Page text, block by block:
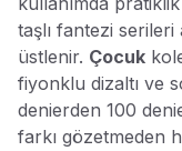
taşlı fantezi serileri
üstlenir. Çocuk
fiyonklu dizaltı ve
denierden 100
farkı gözetmeden